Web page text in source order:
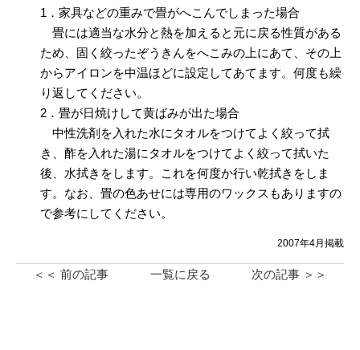
1．家具などの重みで畳がへこんでしまった場合
畳には適当な水分と熱を加えると元に戻る性質がある
ため、固く絞ったぞうきんをへこみの上にあて、その上
からアイロンを中温ほどに設定してあてます。何度も繰
り返してください。
2．畳が日焼けして黄ばみが出た場合
中性洗剤を入れた水にタオルをつけてよく絞って拭
き、酢を入れた湯にタオルをつけてよく絞って拭いた
後、水拭きをします。これを何度か行い乾拭きをしま
す。なお、畳の色あせには専用のワックスもありますの
で参考にしてください。
2007年4月掲載
＜＜ 前の記事 一覧に戻る 次の記事 ＞＞